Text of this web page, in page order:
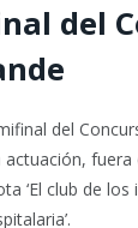
del
del
‘El club de